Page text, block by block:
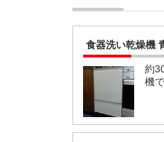
食器洗い乾燥機
約
機